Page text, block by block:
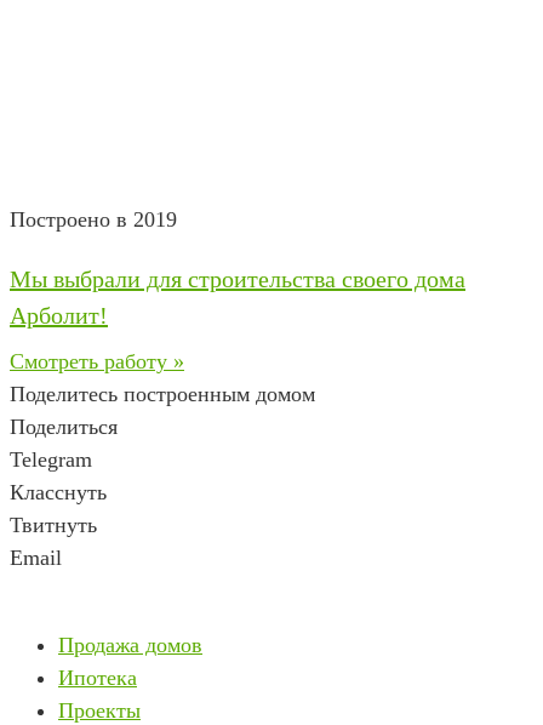
Построено в 2019
Мы выбрали для строительства своего дома
Арболит!
Смотреть работу »
Поделитесь построенным домом
Поделиться
Telegram
Класснуть
Твитнуть
Email
Продажа домов
Ипотека
Проекты